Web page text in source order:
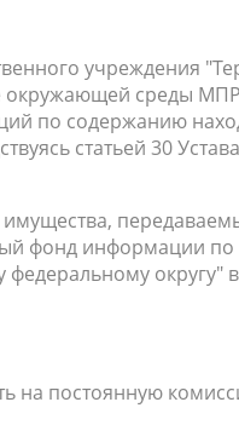
учреждения
среды
по содержанию
статьей 30
фонд информации
округу"
на постоянную